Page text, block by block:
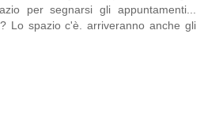
per segnarsi gli appuntamenti...
Lo spazio c'è. arriveranno anche gli